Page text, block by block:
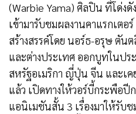
(Warbie Yama) ศิลปิน ที่โด่ง
เข้ามารับชมผลงานคาแรกเตอ
สร้างสรรค์โดย นอร์ธ-อรุษ ตัน
และต่างประเทศ ออกบูทในปร
สหรัฐอเมริกา ญี่ปุ่น จีน และเ
แล้ว เปิดทางให้วอร์บี้กระพือปี
แอนิเมชันสั้น 3 เรื่องมาให้รับช